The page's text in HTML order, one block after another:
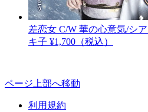
差恋女 C/W 華の心意気/シ
キ子 ¥1,700（税込）
ページ上部へ移動
利用規約